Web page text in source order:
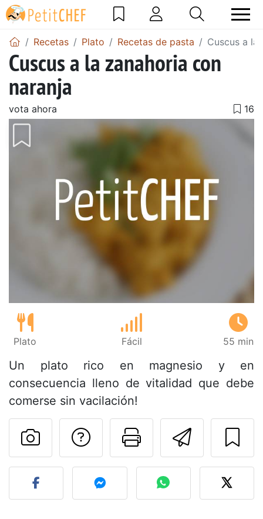
Recetas Plato Recetas de pasta Cuscus a la
Cuscus a la zanahoria con
naranja
vota ahora
Plato Fácil 55 min
Un plato rico en magnesio y en
consecuencia lleno de vitalidad que debe
comerse sin vacilación!
Imprimir
Preguntar al autor
Publicar la foto de esta